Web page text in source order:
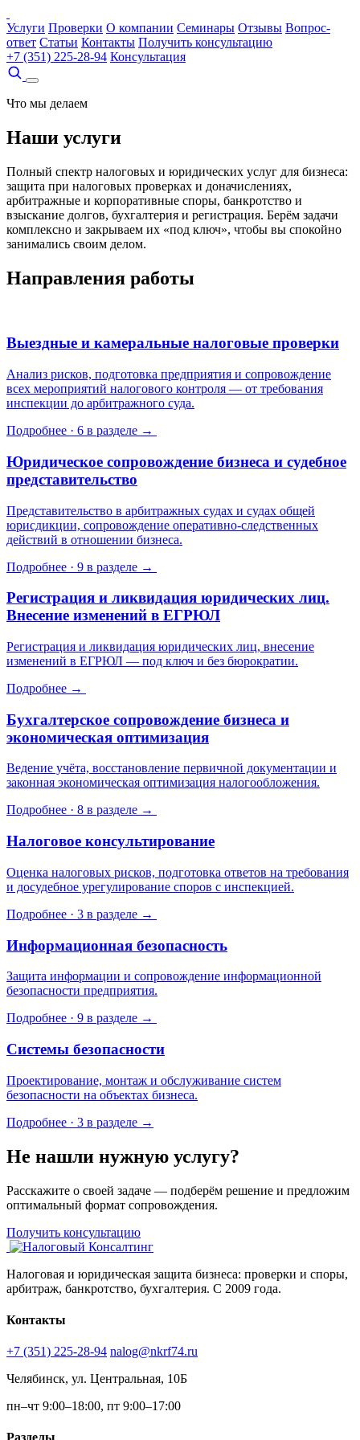
Услуги Проверки О компании Семинары Отзывы Вопрос-
ответ Статьи Контакты Получить консультацию
+7 (351) 225-28-94 Консультация
Что мы делаем
Наши услуги
Полный спектр налоговых и юридических услуг для бизнеса:
защита при налоговых проверках и доначислениях,
арбитражные и корпоративные споры, банкротство и
взыскание долгов, бухгалтерия и регистрация. Берём задачи
комплексно и закрываем их «под ключ», чтобы вы спокойно
занимались своим делом.
Направления работы
Выездные и камеральные налоговые проверки
Анализ рисков, подготовка предприятия и сопровождение
всех мероприятий налогового контроля — от требования
инспекции до арбитражного суда.
Подробнее · 6 в разделе →
Юридическое сопровождение бизнеса и судебное
представительство
Представительство в арбитражных судах и судах общей
юрисдикции, сопровождение оперативно-следственных
действий в отношении бизнеса.
Подробнее · 9 в разделе →
Регистрация и ликвидация юридических лиц.
Внесение изменений в ЕГРЮЛ
Регистрация и ликвидация юридических лиц, внесение
изменений в ЕГРЮЛ — под ключ и без бюрократии.
Подробнее →
Бухгалтерское сопровождение бизнеса и
экономическая оптимизация
Ведение учёта, восстановление первичной документации и
законная экономическая оптимизация налогообложения.
Подробнее · 8 в разделе →
Налоговое консультирование
Оценка налоговых рисков, подготовка ответов на требования
и досудебное урегулирование споров с инспекцией.
Подробнее · 3 в разделе →
Информационная безопасность
Защита информации и сопровождение информационной
безопасности предприятия.
Подробнее · 9 в разделе →
Системы безопасности
Проектирование, монтаж и обслуживание систем
безопасности на объектах бизнеса.
Подробнее · 3 в разделе →
Не нашли нужную услугу?
Расскажите о своей задаче — подберём решение и предложим
оптимальный формат сопровождения.
Получить консультацию
Налоговая и юридическая защита бизнеса: проверки и споры,
арбитраж, банкротство, бухгалтерия. С 2009 года.
Контакты
+7 (351) 225-28-94 nalog@nkrf74.ru
Челябинск, ул. Центральная, 10Б
пн–чт 9:00–18:00, пт 9:00–17:00